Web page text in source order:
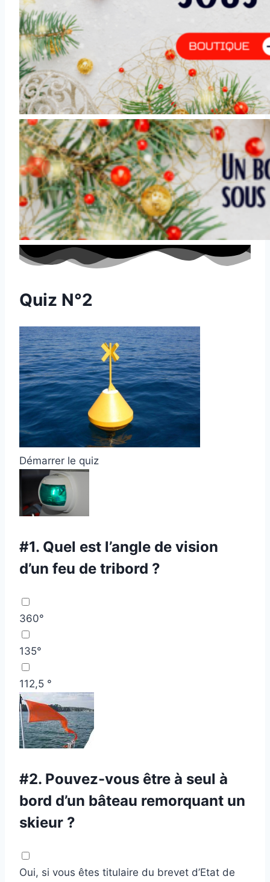
Quiz N°2
Démarrer le quiz
#1. Quel est l’angle de vision
d’un feu de tribord ?
360°
135°
112,5 °
#2. Pouvez-vous être à seul à
bord d’un bâteau remorquant un
skieur ?
Oui, si vous êtes titulaire du brevet d’Etat de